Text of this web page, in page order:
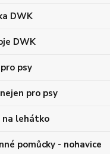
DWK
DWK
psy
pro psy
na lehátko
pomůcky - nohavice